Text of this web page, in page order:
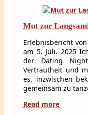
Mut zur
Erlebnisbericht
am 5. Juli. 2025
der Dating
Vertrautheit und
es, inzwischen
gemeinsam zu
Read more